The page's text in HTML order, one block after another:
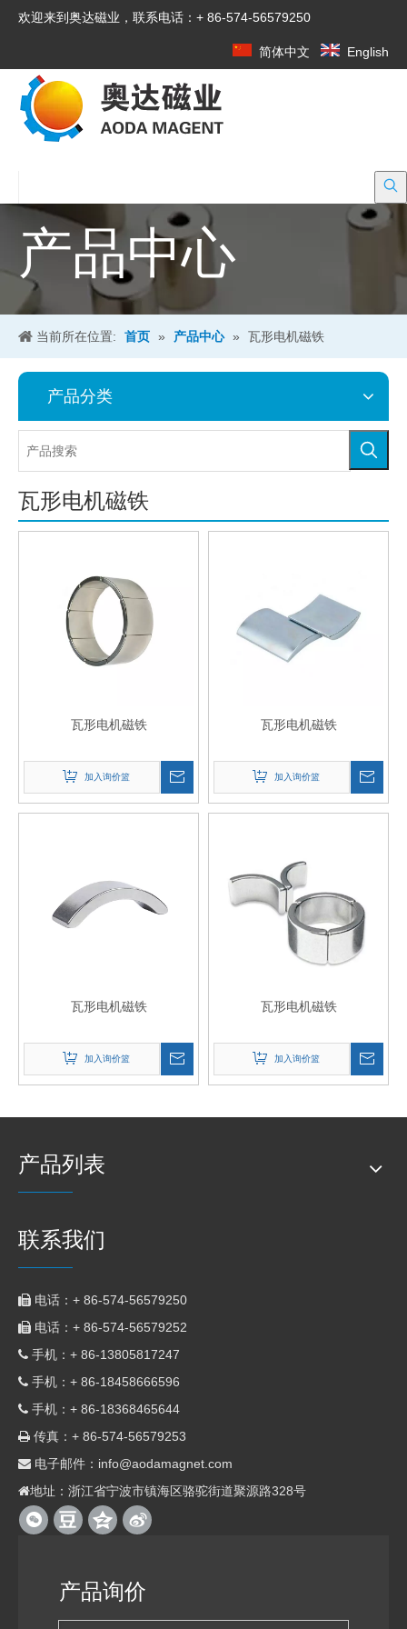
欢迎来到奥达磁业，联系电话：+ 86-574-56579250
简体中文 English
产品中心
当前所在位置: 首页 » 产品中心 » 瓦形电机磁铁
产品分类
瓦形电机磁铁
瓦形电机磁铁
加入询价篮
瓦形电机磁铁
加入询价篮
瓦形电机磁铁
加入询价篮
瓦形电机磁铁
加入询价篮
产品列表
联系我们
 电话：+ 86-574-56579250
 电话：+ 86-574-56579252
 手机：+ 86-13805817247
 手机：+ 86-18458666596
 手机：+ 86-18368465644
 传真：+ 86-574-56579253
 电子邮件： info@aodamagnet.com
地址：浙江省宁波市镇海区骆驼街道聚源路328号
产品询价